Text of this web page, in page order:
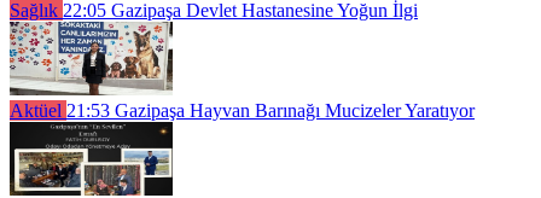
Sağlık 22:05 Gazipaşa Devlet Hastanesine Yoğun İlgi
Aktüel 21:53 Gazipaşa Hayvan Barınağı Mucizeler Yaratıyor